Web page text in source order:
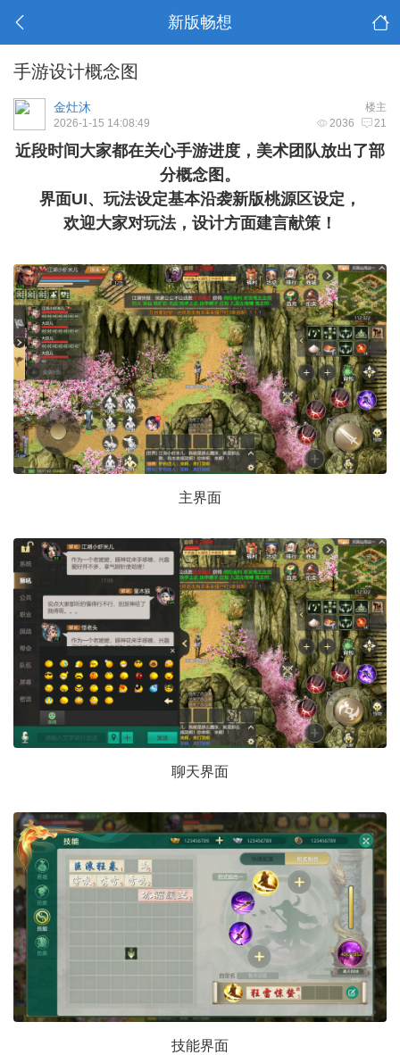
新版畅想
手游设计概念图
楼主
金灶沐
2036 21
2026-1-15 14:08:49
近段时间大家都在关心手游进度，美术团队放出了部
分概念图。
界面UI、玩法设定基本沿袭新版桃源区设定，
欢迎大家对玩法，设计方面建言献策！
主界面
聊天界面
技能界面